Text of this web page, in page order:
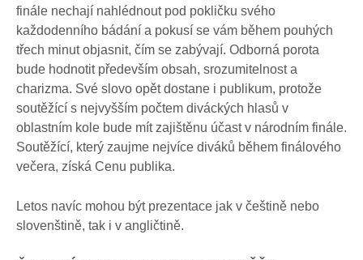
finále nechají nahlédnout pod pokličku svého
každodenního bádání a pokusí se vám během pouhých
třech minut objasnit, čím se zabývají. Odborná porota
bude hodnotit především obsah, srozumitelnost a
charizma. Své slovo opět dostane i publikum, protože
soutěžící s nejvyšším počtem diváckých hlasů v
oblastním kole bude mít zajištěnu účast v národním finále.
Soutěžící, který zaujme nejvíce diváků během finálového
večera, získá Cenu publika.
Letos navíc mohou být prezentace jak v češtině nebo
slovenštině, tak i v angličtině.